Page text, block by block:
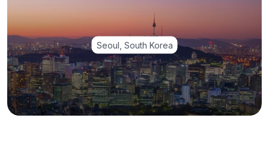
Seoul, South Korea